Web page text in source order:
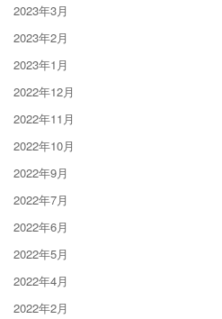
2023年3月
2023年2月
2023年1月
2022年12月
2022年11月
2022年10月
2022年9月
2022年7月
2022年6月
2022年5月
2022年4月
2022年2月